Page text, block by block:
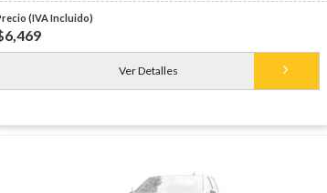
Ver Detalles